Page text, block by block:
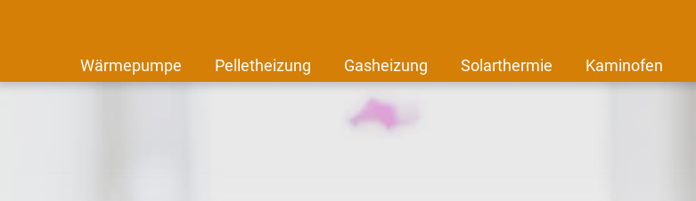
Wärmepumpe Pelletheizung Gasheizung Solarthermie Kaminofen